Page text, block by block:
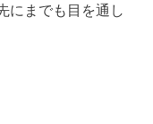
にまでも目を通し